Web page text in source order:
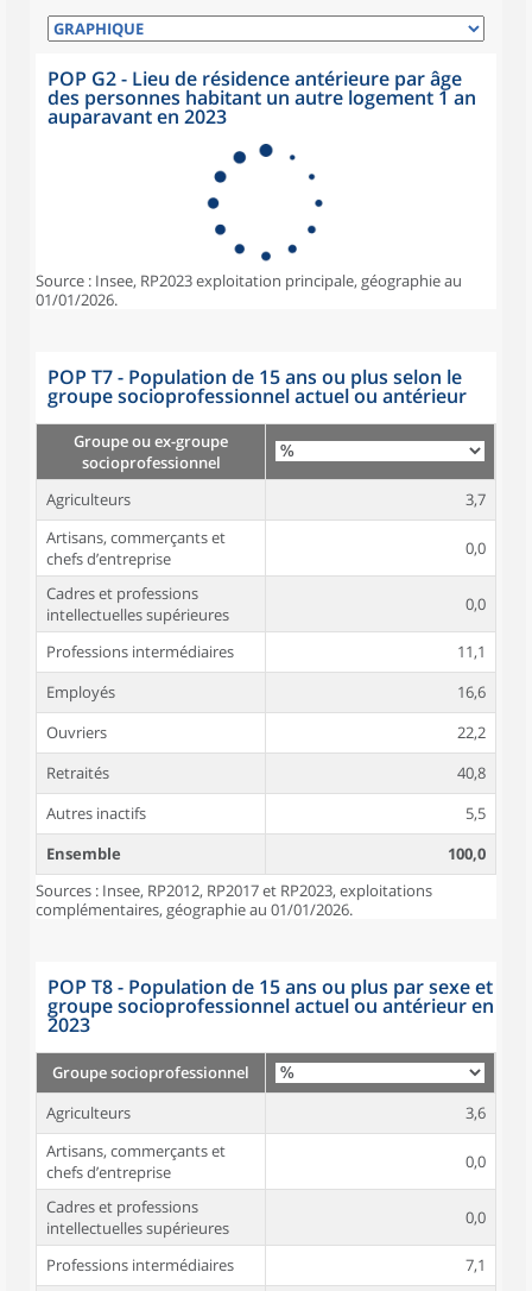
POP G2 - Lieu de résidence antérieure par âge
des personnes habitant un autre logement 1 an
auparavant en 2023
Source : Insee, RP2023 exploitation principale, géographie au
01/01/2026.
POP T7 - Population de 15 ans ou plus selon le
groupe socioprofessionnel actuel ou antérieur
Groupe ou ex-groupe
socioprofessionnel
Agriculteurs
3,7
Artisans, commerçants et
chefs d’entreprise
0,0
Cadres et professions
intellectuelles supérieures
0,0
Professions intermédiaires
11,1
Employés
16,6
Ouvriers
22,2
Retraités
40,8
Autres inactifs
5,5
Ensemble
100,0
Sources : Insee, RP2012, RP2017 et RP2023, exploitations
complémentaires, géographie au 01/01/2026.
POP T8 - Population de 15 ans ou plus par sexe et
groupe socioprofessionnel actuel ou antérieur en
2023
Groupe socioprofessionnel
Agriculteurs
3,6
Artisans, commerçants et
chefs d’entreprise
0,0
Cadres et professions
intellectuelles supérieures
0,0
Professions intermédiaires
7,1